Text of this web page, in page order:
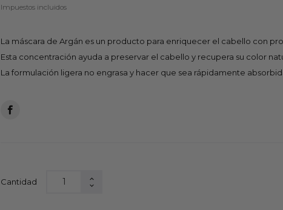
Impuestos incluidos
La máscara de Argán es un producto para enriquecer el cabello con
Esta concentración ayuda a preservar el cabello y recupera su color
La formulación ligera no engrasa y hacer que sea rápidamente
Cantidad